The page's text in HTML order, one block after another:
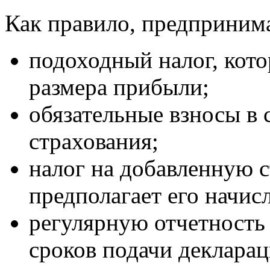
Как правило,
подоходный налог,
размера прибыли;
обязательные взносы
страхования;
налог на добавленную
предполагает его
регулярную
сроков подачи